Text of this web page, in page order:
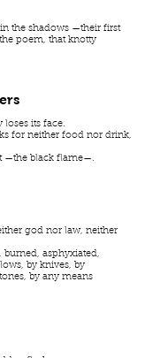
the shadows —their first
poem, that knotty
its face.
for neither food nor drink,
—the black flame—.
god nor law, neither
asphyxiated,
by knives, by
by any means